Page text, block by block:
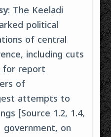
: The Keeladi
political
of central
including cuts
for report
of
attempts to
[Source 1.2, 1.4,
government, on